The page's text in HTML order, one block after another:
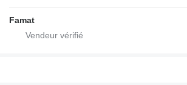
Famat